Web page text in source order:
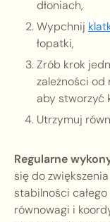
dłoniach,
Wypchnij
łopatki,
Zrób krok
zależności od
aby stworzyć
Utrzymuj
Regularne
się do
stabilności
równowagi i